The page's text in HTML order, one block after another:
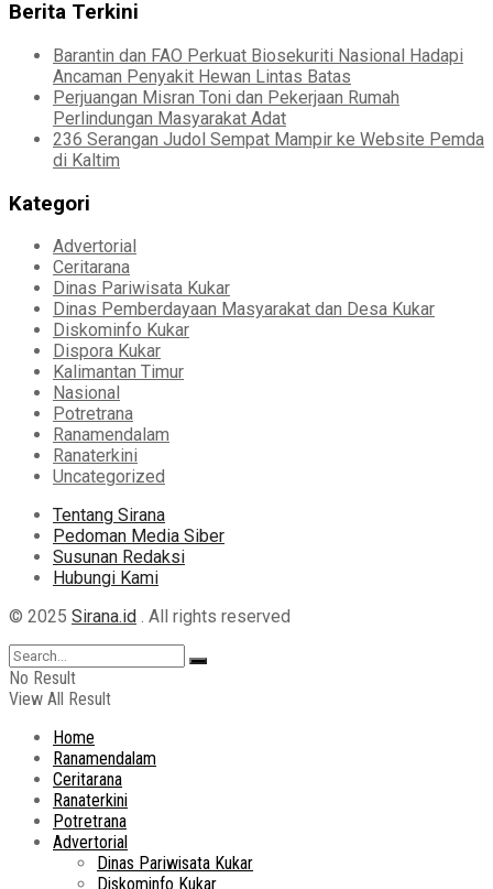
Berita Terkini
Barantin dan FAO Perkuat Biosekuriti Nasional Hadapi
Ancaman Penyakit Hewan Lintas Batas
Perjuangan Misran Toni dan Pekerjaan Rumah
Perlindungan Masyarakat Adat
236 Serangan Judol Sempat Mampir ke Website Pemda
di Kaltim
Kategori
Advertorial
Ceritarana
Dinas Pariwisata Kukar
Dinas Pemberdayaan Masyarakat dan Desa Kukar
Diskominfo Kukar
Dispora Kukar
Kalimantan Timur
Nasional
Potretrana
Ranamendalam
Ranaterkini
Uncategorized
Tentang Sirana
Pedoman Media Siber
Susunan Redaksi
Hubungi Kami
© 2025 Sirana.id . All rights reserved
No Result
View All Result
Home
Ranamendalam
Ceritarana
Ranaterkini
Potretrana
Advertorial
Dinas Pariwisata Kukar
Diskominfo Kukar